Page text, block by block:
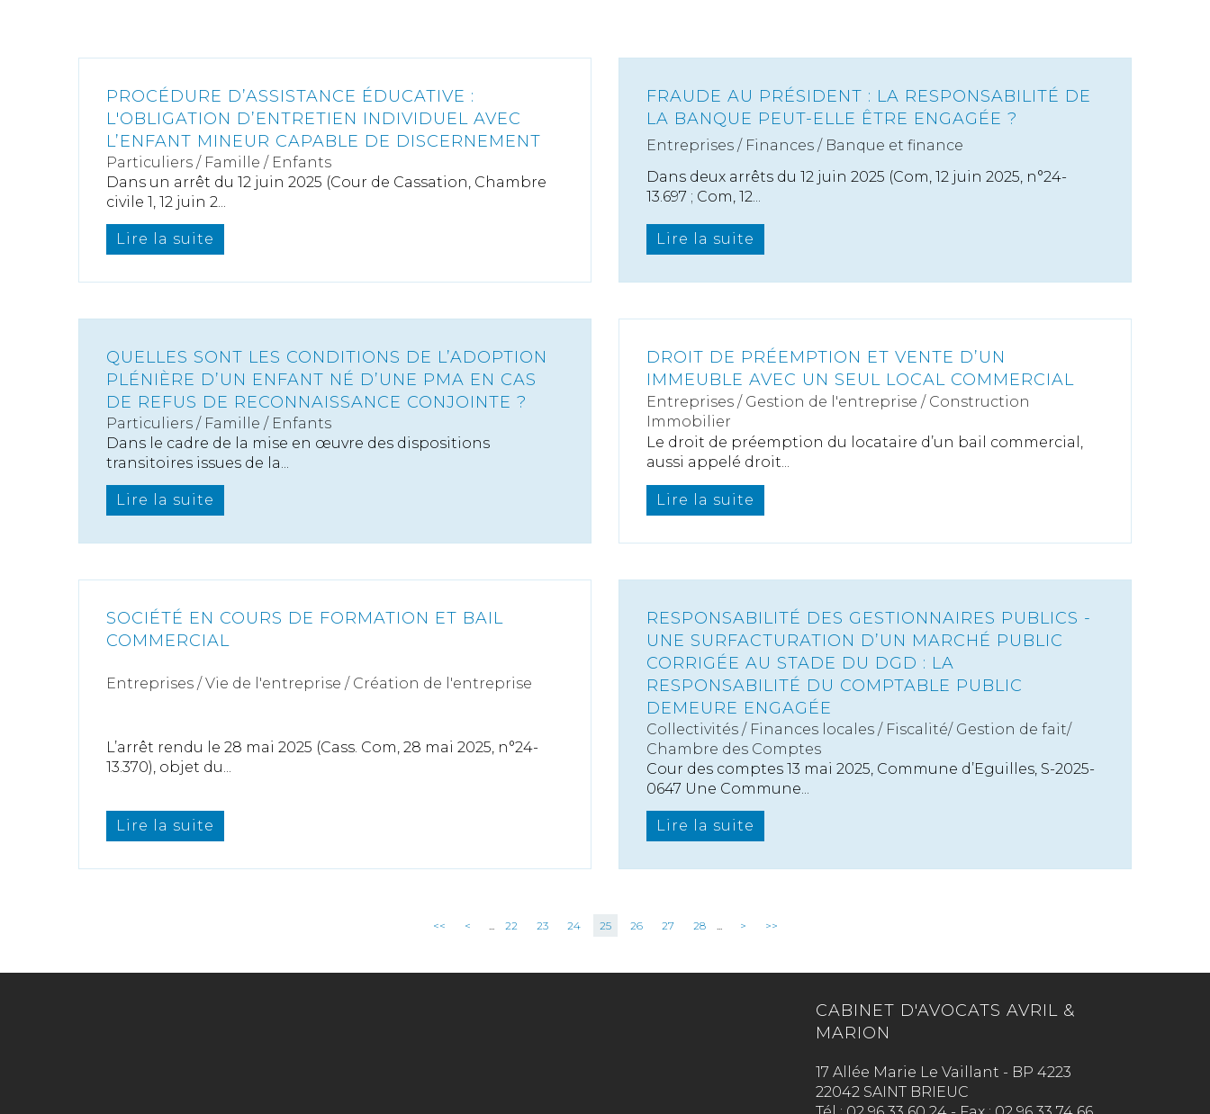
PROCÉDURE D’ASSISTANCE ÉDUCATIVE :
L'OBLIGATION D’ENTRETIEN INDIVIDUEL AVEC
L’ENFANT MINEUR CAPABLE DE DISCERNEMENT
Particuliers / Famille / Enfants
Dans un arrêt du 12 juin 2025 (Cour de Cassation, Chambre
civile 1, 12 juin 2...
Lire la suite
FRAUDE AU PRÉSIDENT : LA RESPONSABILITÉ DE
LA BANQUE PEUT-ELLE ÊTRE ENGAGÉE ?
Entreprises / Finances / Banque et finance
Dans deux arrêts du 12 juin 2025 (Com, 12 juin 2025, n°24-
13.697 ; Com, 12...
Lire la suite
QUELLES SONT LES CONDITIONS DE L’ADOPTION
PLÉNIÈRE D’UN ENFANT NÉ D’UNE PMA EN CAS
DE REFUS DE RECONNAISSANCE CONJOINTE ?
Particuliers / Famille / Enfants
Dans le cadre de la mise en œuvre des dispositions
transitoires issues de la...
Lire la suite
DROIT DE PRÉEMPTION ET VENTE D’UN
IMMEUBLE AVEC UN SEUL LOCAL COMMERCIAL
Entreprises / Gestion de l'entreprise / Construction
Immobilier
Le droit de préemption du locataire d’un bail commercial,
aussi appelé droit...
Lire la suite
SOCIÉTÉ EN COURS DE FORMATION ET BAIL
COMMERCIAL
Entreprises / Vie de l'entreprise / Création de l'entreprise
L’arrêt rendu le 28 mai 2025 (Cass. Com, 28 mai 2025, n°24-
13.370), objet du...
Lire la suite
RESPONSABILITÉ DES GESTIONNAIRES PUBLICS -
UNE SURFACTURATION D’UN MARCHÉ PUBLIC
CORRIGÉE AU STADE DU DGD : LA
RESPONSABILITÉ DU COMPTABLE PUBLIC
DEMEURE ENGAGÉE
Collectivités / Finances locales / Fiscalité/ Gestion de fait/
Chambre des Comptes
Cour des comptes 13 mai 2025, Commune d’Eguilles, S-2025-
0647 Une Commune...
Lire la suite
<< < ... 22 23 24 25 26 27 28 ... > >>
CABINET D'AVOCATS AVRIL &
MARION
17 Allée Marie Le Vaillant - BP 4223
22042 SAINT BRIEUC